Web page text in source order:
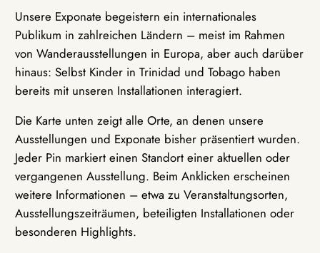
Unsere Exponate begeistern ein internationales
Publikum in zahlreichen Ländern – meist im Rahmen
von Wanderausstellungen in Europa, aber auch darüber
hinaus: Selbst Kinder in Trinidad und Tobago haben
bereits mit unseren Installationen interagiert.
Die Karte unten zeigt alle Orte, an denen unsere
Ausstellungen und Exponate bisher präsentiert wurden.
Jeder Pin markiert einen Standort einer aktuellen oder
vergangenen Ausstellung. Beim Anklicken erscheinen
weitere Informationen – etwa zu Veranstaltungsorten,
Ausstellungszeiträumen, beteiligten Installationen oder
besonderen Highlights.